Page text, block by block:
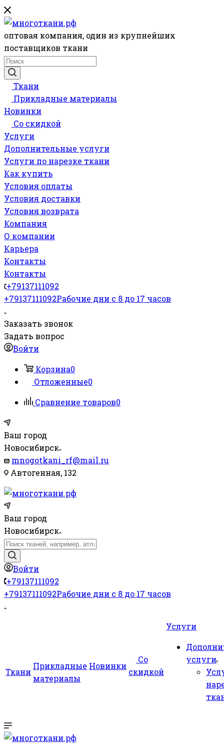
оптовая компания, один из крупнейших
поставщиков ткани
Ткани
Прикладные материалы
Новинки
Со скидкой
Услуги
Дополнительные услуги
Услуги по нарезке ткани
Как купить
Условия оплаты
Условия доставки
Условия возврата
Компания
О компании
Карьера
Контакты
Контакты
+79137111092
+79137111092Рабочие дни с 8 до 17 часов
Заказать звонок
Задать вопрос
Войти
Корзина0
Отложенные0
Сравнение товаров0
Ваш город
Новосибирск
mnogotkani_rf@mail.ru
Автогенная, 132
Ваш город
Новосибирск
Войти
+79137111092
+79137111092Рабочие дни с 8 до 17 часов
Ткани
Прикладные
материалы
Новинки
Со
скидкой
Услуги
услуги